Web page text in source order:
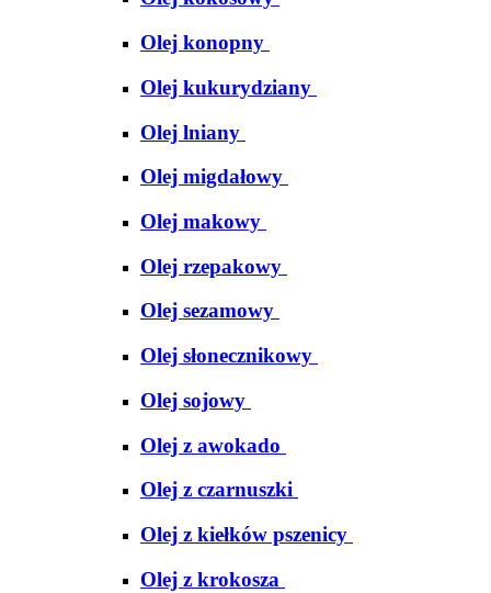
Olej konopny
Olej kukurydziany
Olej lniany
Olej migdałowy
Olej makowy
Olej rzepakowy
Olej sezamowy
Olej słonecznikowy
Olej sojowy
Olej z awokado
Olej z czarnuszki
Olej z kiełków pszenicy
Olej z krokosza